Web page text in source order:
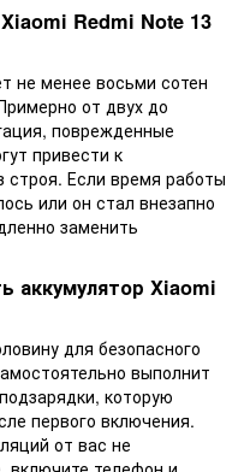
Redmi Note 13
не менее восьми сотен
от двух до
поврежденные
привести к
строя. Если время работы
или он стал внезапно
заменить
аккумулятор Xiaomi
для безопасного
выполнит
которую
первого включения.
от вас не